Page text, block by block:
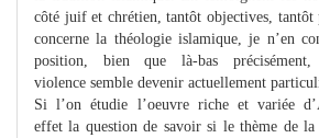
côté juif et chrétien, tantôt objectives, tantôt
concerne la théologie islamique, je n’en
position, bien que là-bas
violence semble devenir actuellement
Si l’on étudie l’oeuvre riche et variée
effet la question de savoir si le thème de la